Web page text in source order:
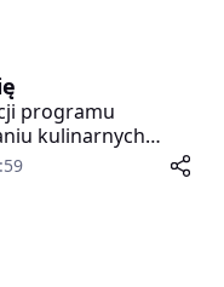
programu
kulinarnych